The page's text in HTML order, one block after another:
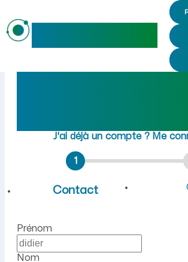
Emploi à
Rejoindre
J'ai déjà un compte ? Me
1
Contact
Prénom
Nom